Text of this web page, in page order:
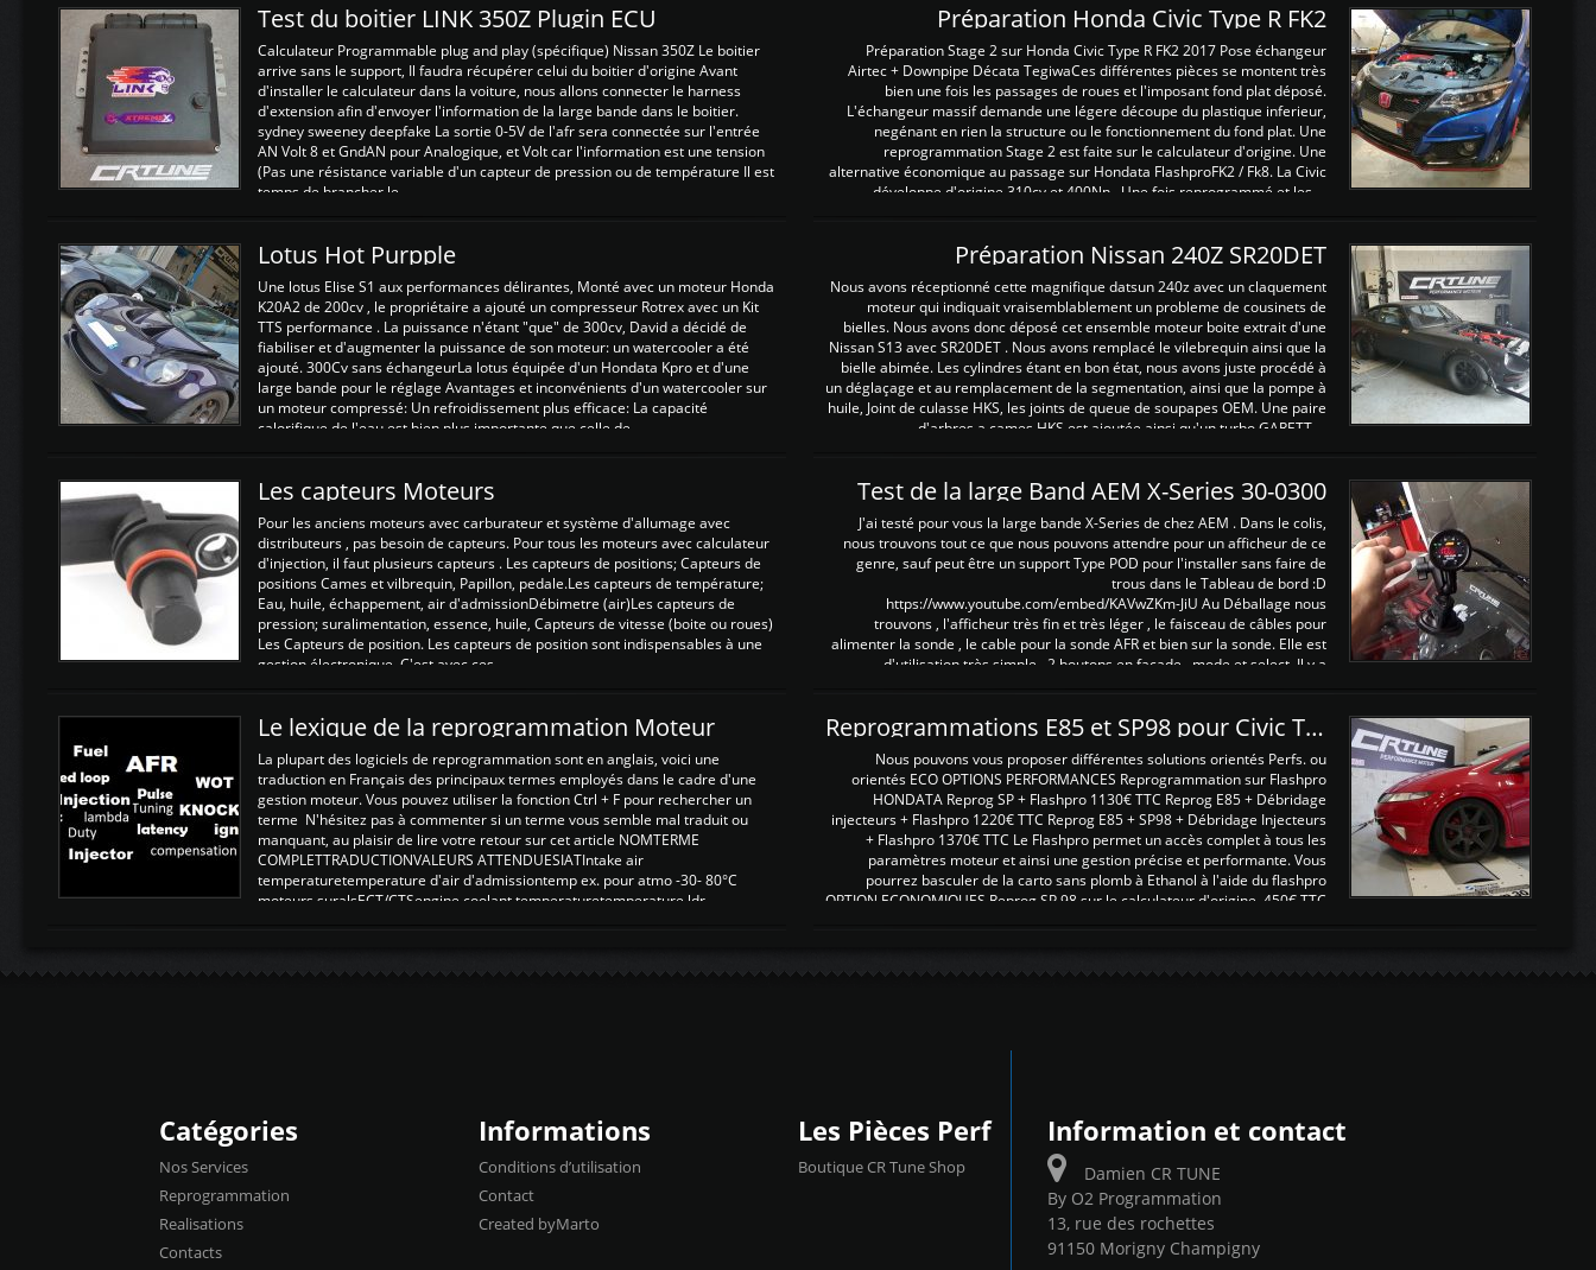
Test du boitier LINK 350Z Plugin ECU
Calculateur Programmable plug and play (spécifique) Nissan 350Z Le boitier
arrive sans le support, Il faudra récupérer celui du boitier d'origine Avant
d'installer le calculateur dans la voiture, nous allons connecter le harness
d'extension afin d'envoyer l'information de la large bande dans le boitier.
sydney sweeney deepfake La sortie 0-5V de l'afr sera connectée sur l'entrée
AN Volt 8 et GndAN pour Analogique, et Volt car l'information est une tension
(Pas une résistance variable d'un capteur de pression ou de température Il est
temps de brancher le ...
Préparation Honda Civic Type R FK2
Préparation Stage 2 sur Honda Civic Type R FK2 2017 Pose échangeur
Airtec + Downpipe Décata TegiwaCes différentes pièces se montent très
bien une fois les passages de roues et l'imposant fond plat déposé.
L'échangeur massif demande une légere découpe du plastique inferieur,
negénant en rien la structure ou le fonctionnement du fond plat. Une
reprogrammation Stage 2 est faite sur le calculateur d'origine. Une
alternative économique au passage sur Hondata FlashproFK2 / Fk8. La Civic
développe d'origine 310cv et 400Nn , Une fois reprogrammé et les ...
Lotus Hot Purpple
Une lotus Elise S1 aux performances délirantes, Monté avec un moteur Honda
K20A2 de 200cv , le propriétaire a ajouté un compresseur Rotrex avec un Kit
TTS performance . La puissance n'étant "que" de 300cv, David a décidé de
fiabiliser et d'augmenter la puissance de son moteur: un watercooler a été
ajouté. 300Cv sans échangeurLa lotus équipée d'un Hondata Kpro et d'une
large bande pour le réglage Avantages et inconvénients d'un watercooler sur
un moteur compressé: Un refroidissement plus efficace: La capacité
calorifique de l'eau est bien plus importante que celle de ...
Préparation Nissan 240Z SR20DET
Nous avons réceptionné cette magnifique datsun 240z avec un claquement
moteur qui indiquait vraisemblablement un probleme de cousinets de
bielles. Nous avons donc déposé cet ensemble moteur boite extrait d'une
Nissan S13 avec SR20DET . Nous avons remplacé le vilebrequin ainsi que la
bielle abimée. Les cylindres étant en bon état, nous avons juste procédé à
un déglaçage et au remplacement de la segmentation, ainsi que la pompe à
huile, Joint de culasse HKS, les joints de queue de soupapes OEM. Une paire
d'arbres a cames HKS est ajoutée ainsi qu'un turbo GARETT ...
Les capteurs Moteurs
Pour les anciens moteurs avec carburateur et système d'allumage avec
distributeurs , pas besoin de capteurs. Pour tous les moteurs avec calculateur
d'injection, il faut plusieurs capteurs . Les capteurs de positions; Capteurs de
positions Cames et vilbrequin, Papillon, pedale.Les capteurs de température;
Eau, huile, échappement, air d'admissionDébimetre (air)Les capteurs de
pression; suralimentation, essence, huile, Capteurs de vitesse (boite ou roues)
Les Capteurs de position. Les capteurs de position sont indispensables à une
gestion électronique. C'est avec ces ...
Test de la large Band AEM X-Series 30-0300
J'ai testé pour vous la large bande X-Series de chez AEM . Dans le colis,
nous trouvons tout ce que nous pouvons attendre pour un afficheur de ce
genre, sauf peut être un support Type POD pour l'installer sans faire de
trous dans le Tableau de bord :D
https://www.youtube.com/embed/KAVwZKm-JiU Au Déballage nous
trouvons , l'afficheur très fin et très léger , le faisceau de câbles pour
alimenter la sonde , le cable pour la sonde AFR et bien sur la sonde. Elle est
d'utilisation très simple , 2 boutons en façade , mode et select. Il y a
Le lexique de la reprogrammation Moteur
La plupart des logiciels de reprogrammation sont en anglais, voici une
traduction en Français des principaux termes employés dans le cadre d'une
gestion moteur. Vous pouvez utiliser la fonction Ctrl + F pour rechercher un
terme N'hésitez pas à commenter si un terme vous semble mal traduit ou
manquant, au plaisir de lire votre retour sur cet article NOMTERME
COMPLETTRADUCTIONVALEURS ATTENDUESIATIntake air
temperaturetemperature d'air d'admissiontemp ex. pour atmo -30- 80°C
moteurs suralsECT/CTSengine coolant temperaturetemperature ldr
Reprogrammations E85 et SP98 pour Civic Type R FN2
Nous pouvons vous proposer différentes solutions orientés Perfs. ou
orientés ECO OPTIONS PERFORMANCES Reprogrammation sur Flashpro
HONDATA Reprog SP + Flashpro 1130€ TTC Reprog E85 + Débridage
injecteurs + Flashpro 1220€ TTC Reprog E85 + SP98 + Débridage Injecteurs
+ Flashpro 1370€ TTC Le Flashpro permet un accès complet à tous les
paramètres moteur et ainsi une gestion précise et performante. Vous
pourrez basculer de la carto sans plomb à Ethanol à l'aide du flashpro
OPTION ECONOMIQUES Reprog SP 98 sur le calculateur d'origine 450€ TTC
Catégories
Nos Services
Reprogrammation
Realisations
Contacts
Informations
Conditions d’utilisation
Contact
Created byMarto
Les Pièces Perf
Boutique CR Tune Shop
Information et contact
Damien CR TUNE
By O2 Programmation
13, rue des rochettes
91150 Morigny Champigny